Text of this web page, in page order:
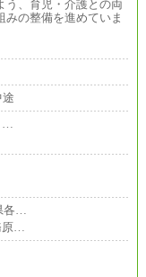
う、育児・介護との両
みの整備を進めていま
…
各…
原…